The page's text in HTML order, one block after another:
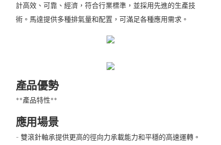
計高效、可靠、經濟，符合行業標準，並採用先進的生產技
術。馬達提供多種排氣量和配置，可滿足各種應用需求。
產品優勢
**產品特性**
應用場景
- 雙滾針軸承提供更高的徑向力承載能力和平穩的高速運轉。